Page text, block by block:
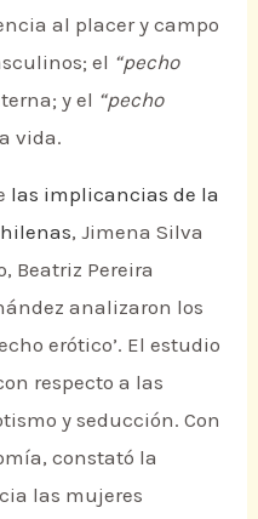
al placer y campo
el “pecho
y el “pecho
vida.
las implicancias de la
, Jimena Silva
Beatriz Pereira
analizaron los
erótico’. El estudio
respecto a las
y seducción. Con
constató la
las mujeres